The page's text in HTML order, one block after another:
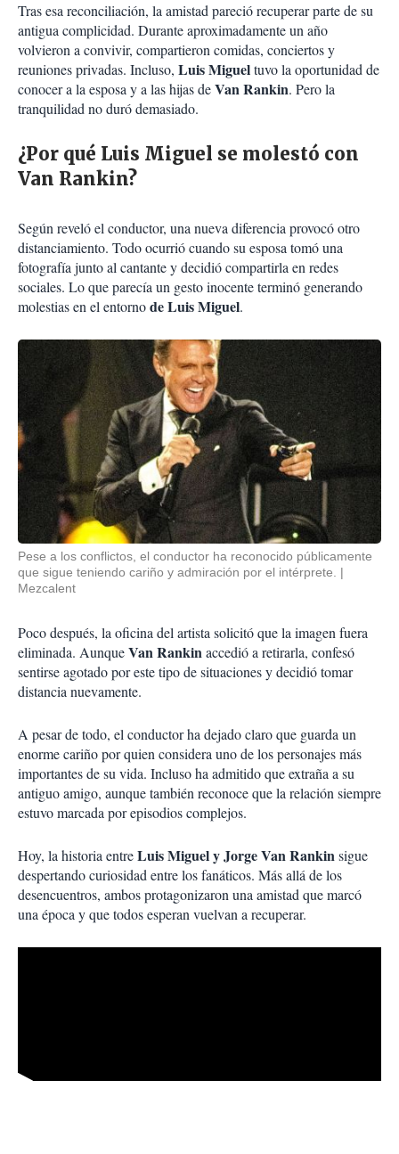
Tras esa reconciliación, la amistad pareció recuperar parte de su
antigua complicidad. Durante aproximadamente un año
volvieron a convivir, compartieron comidas, conciertos y
reuniones privadas. Incluso, Luis Migueltuvo la oportunidad de
conocer a la esposa y a las hijas deVan Rankin. Pero la
tranquilidad no duró demasiado.
¿Por qué Luis Miguel se molestó con
Van Rankin?
Según reveló el conductor, una nueva diferencia provocó otro
distanciamiento. Todo ocurrió cuando su esposa tomó una
fotografía junto al cantante y decidió compartirla en redes
sociales. Lo que parecía un gesto inocente terminó generando
molestias en el entornode Luis Miguel.
Pese a los conflictos, el conductor ha reconocido públicamente
que sigue teniendo cariño y admiración por el intérprete.
Mezcalent
Poco después, la oficina del artista solicitó que la imagen fuera
eliminada. AunqueVan Rankinaccedió a retirarla, confesó
sentirse agotado por este tipo de situaciones y decidió tomar
distancia nuevamente.
A pesar de todo, el conductor ha dejado claro que guarda un
enorme cariño por quien considera uno de los personajes más
importantes de su vida. Incluso ha admitido que extraña a su
antiguo amigo, aunque también reconoce que la relación siempre
estuvo marcada por episodios complejos.
Hoy, la historia entreLuis Miguel y Jorge Van Rankinsigue
despertando curiosidad entre los fanáticos. Más allá de los
desencuentros, ambos protagonizaron una amistad que marcó
una época y que todos esperan vuelvan a recuperar.